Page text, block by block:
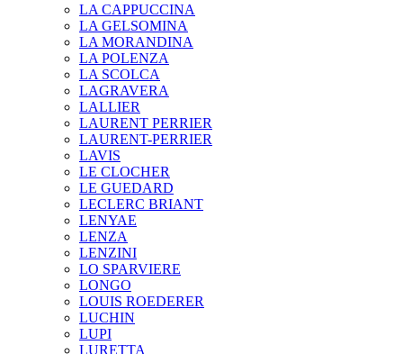
LA CAPPUCCINA
LA GELSOMINA
LA MORANDINA
LA POLENZA
LA SCOLCA
LAGRAVERA
LALLIER
LAURENT PERRIER
LAURENT-PERRIER
LAVIS
LE CLOCHER
LE GUEDARD
LECLERC BRIANT
LENYAE
LENZA
LENZINI
LO SPARVIERE
LONGO
LOUIS ROEDERER
LUCHIN
LUPI
LURETTA